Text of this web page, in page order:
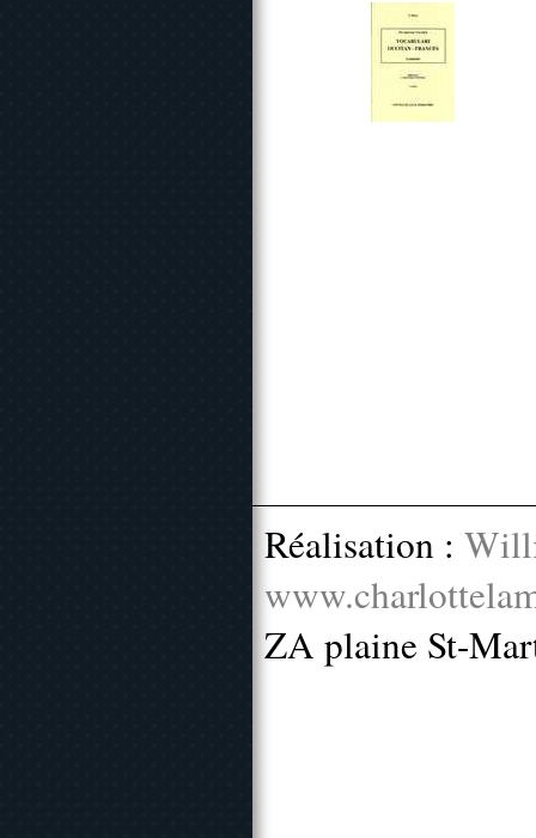
Réalisation :
ZA plaine St-